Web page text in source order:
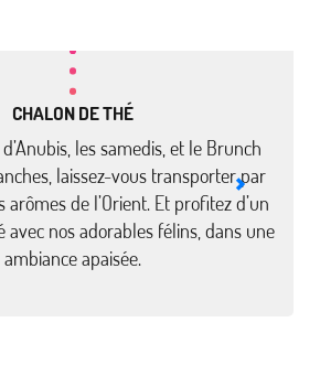
CHALON DE THÉ
les samedis, et le Brunch
laissez-vous transporter par
arômes de l’Orient. Et profitez d’un
avec nos adorables félins, dans une
ambiance apaisée.